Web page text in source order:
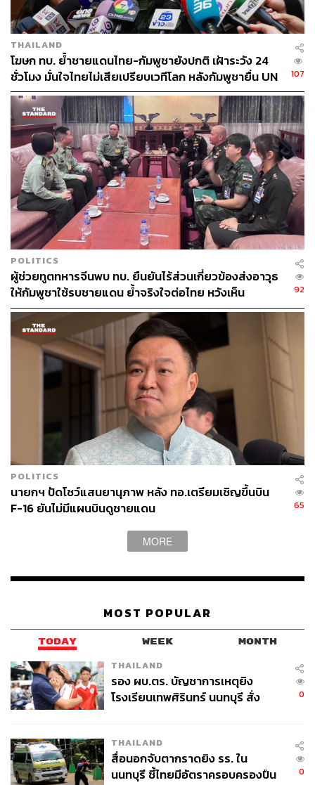
THAILAND
โฆษก ทบ. ย้ำชายแดนไทย-กัมพูชายังปกติ เฝ้าระวัง 24
ชั่วโมง มั่นใจไทยไม่เสียเปรียบเวทีโลก หลังกัมพูชายื่น UN
รับรอง MOU43
107
POLITICS
ผู้ช่วยทูตทหารจีนพบ ทบ. ยืนยันไร้ส่วนเกี่ยวข้องส่งอาวุธ
ให้กัมพูชาใช้รบชายแดน ย้ำจริงใจต่อไทย หวังเห็น
ทางออกสันติวิธี
92
POLITICS
นายกฯ ปัดโชว์แสนยานุภาพ หลัง ทอ.เตรียมเชิญขึ้นบิน
F-16 ยันไม่มีแผนบินดูชายแดน
65
MORE
MOST POPULAR
TODAY WEEK MONTH
THAILAND
รอง ผบ.ตร. บัญชาการเหตุยิง
โรงเรียนเทพศิรินทร์ นนทบุรี สั่ง
0
THAILAND
สื่อนอกจับตากราดยิง รร. ใน
นนทบุรี ชี้ไทยมีอัตราครอบครองปืน
0